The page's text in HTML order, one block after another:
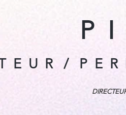
P
E U R / P E R F